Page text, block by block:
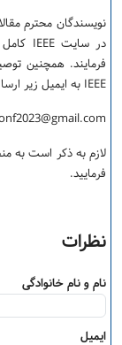
نویسندگان محترم
فرمایند. همچنین
IEEE به ایمیل زیر ارسال شود.
لازم به ذکر است به
فرمایید.
نظرات
نام و نام خانوادگی
ایمیل